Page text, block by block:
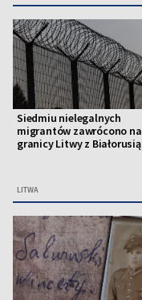
Siedmiu nielegalnych
migrantów zawrócono na
granicy Litwy z Białorusią
LITWA